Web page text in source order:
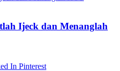
Ijeck dan Menanglah
In Pinterest